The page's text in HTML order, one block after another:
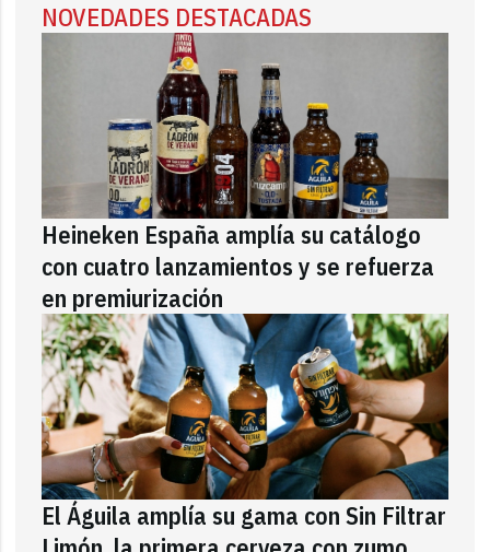
NOVEDADES DESTACADAS
Heineken España amplía su catálogo
con cuatro lanzamientos y se refuerza
en premiurización
El Águila amplía su gama con Sin Filtrar